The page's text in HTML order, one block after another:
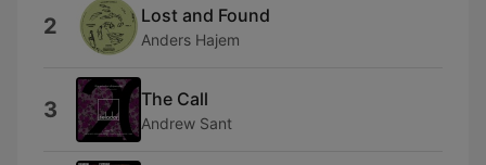
2 Lost and Found
Anders Hajem
3 The Call
Andrew Sant